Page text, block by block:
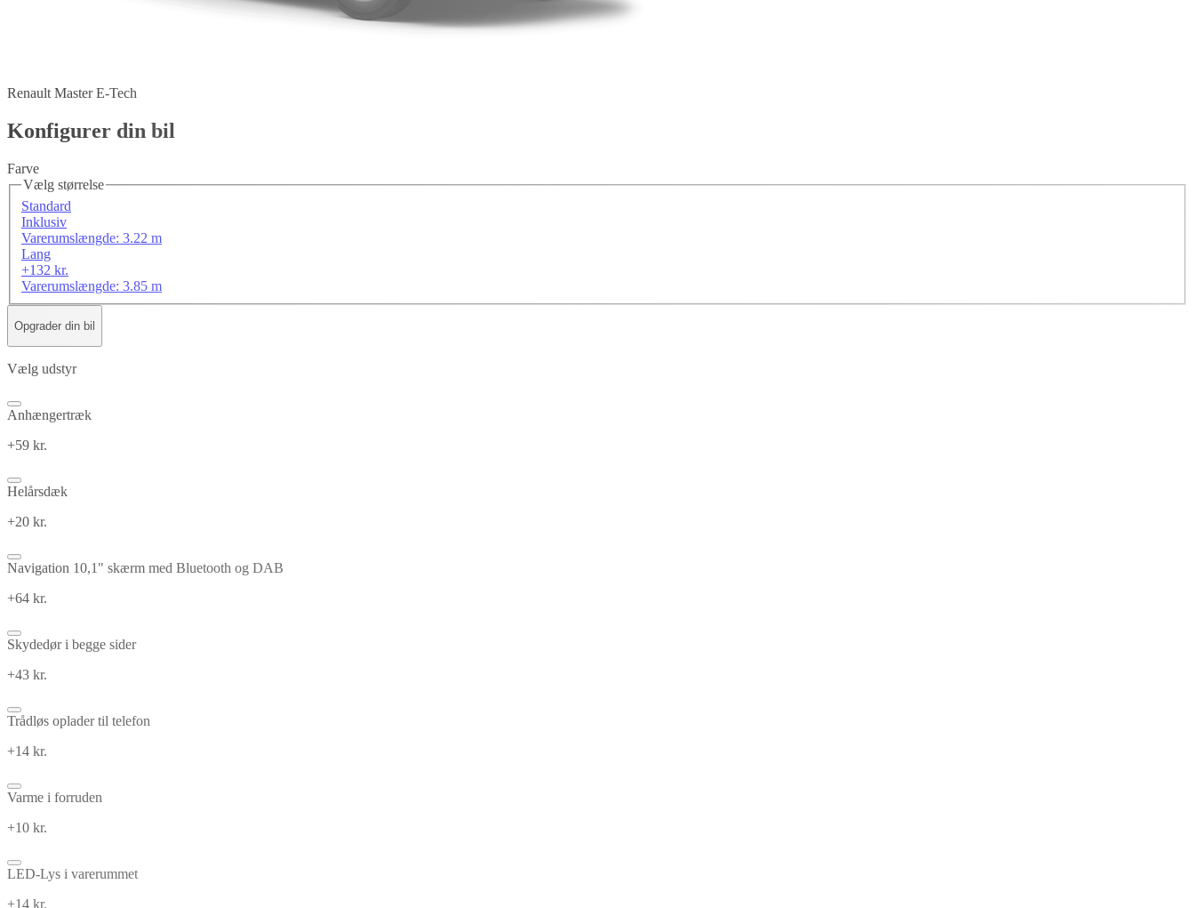
Renault Master E-Tech
Konfigurer din bil
Farve
Vælg størrelse
Standard
Inklusiv
Varerumslængde: 3.22 m
Lang
+132 kr.
Varerumslængde: 3.85 m
Opgrader din bil
Vælg udstyr
Anhængertræk
+59 kr.
Helårsdæk
+20 kr.
Navigation 10,1" skærm med Bluetooth og DAB
+64 kr.
Skydedør i begge sider
+43 kr.
Trådløs oplader til telefon
+14 kr.
Varme i forruden
+10 kr.
LED-Lys i varerummet
+14 kr.